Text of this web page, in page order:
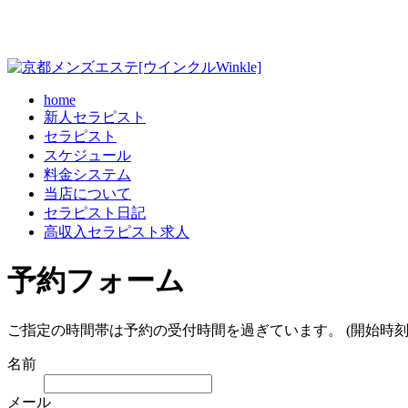
home
新人セラピスト
セラピスト
スケジュール
料金システム
当店について
セラピスト日記
高収入セラピスト求人
予約フォーム
ご指定の時間帯は予約の受付時間を過ぎています。 (開始時
名前
メール